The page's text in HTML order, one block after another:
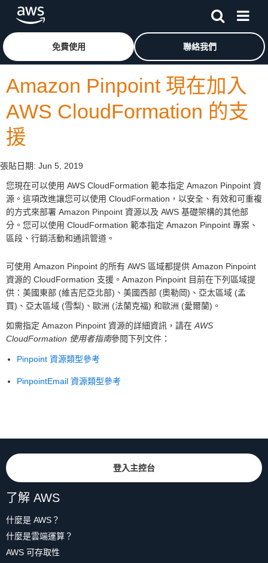
跳至主要內容按一下這裡可返回 Amazon Web Services 首頁
免費使用 聯絡我們
Amazon Pinpoint 現在加入
AWS CloudFormation 的支
援
張貼日期: Jun 5, 2019
您現在可以使用 AWS CloudFormation 範本指定 Amazon Pinpoint 資
源。這項改進讓您可以使用 CloudFormation，以安全、有效和可重複
的方式來部署 Amazon Pinpoint 資源以及 AWS 基礎架構的其他部
分。您可以使用 CloudFormation 範本指定 Amazon Pinpoint 專案、
區段、行銷活動和通訊管道。
可使用 Amazon Pinpoint 的所有 AWS 區域都提供 Amazon Pinpoint
資源的 CloudFormation 支援。Amazon Pinpoint 目前在下列區域提
供：美國東部 (維吉尼亞北部)、美國西部 (奧勒岡)、亞太區域 (孟
買)、亞太區域 (雪梨)、歐洲 (法蘭克福) 和歐洲 (愛爾蘭)。
如需指定 Amazon Pinpoint 資源的詳細資訊，請在AWS
CloudFormation 使用者指南參閱下列文件：
Pinpoint 資源類型參考
PinpointEmail 資源類型參考
登入主控台
了解 AWS
什麼是 AWS？
什麼是雲端運算？
AWS 可存取性